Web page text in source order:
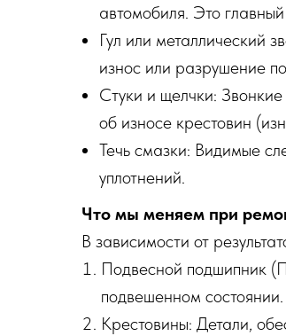
автомобиля. Это
Гул или металлический
износ или разрушение
Стуки и щелчки:
об износе крестовин
Течь смазки: Видимые
уплотнений.
Что мы меняем при
В зависимости от
Подвесной подшипник
подвешенном
Крестовины: Детали,